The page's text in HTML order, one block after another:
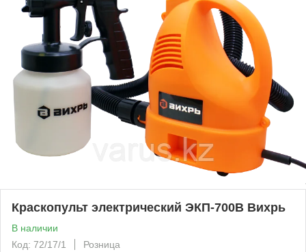
Краскопульт электрический ЭКП-700В Вихрь
В наличии
Код: 72/17/1
Розница